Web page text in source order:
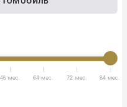
48 мес. 64 мес. 72 мес. 84 мес.